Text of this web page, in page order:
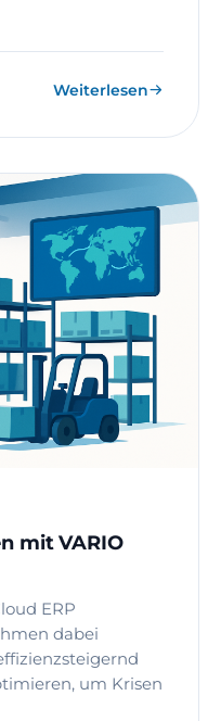
Weiterlesen
mit VARIO
ERP
dabei
um Krisen